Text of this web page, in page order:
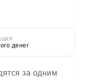
денег
за одним